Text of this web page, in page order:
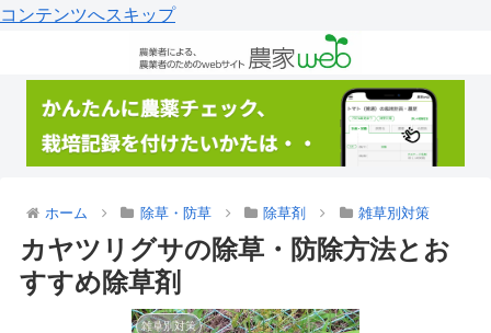
コンテンツへスキップ
ホーム 除草・防草 除草剤 雑草別対策
カヤツリグサの除草・防除方法とお
すすめ除草剤
雑草別対策